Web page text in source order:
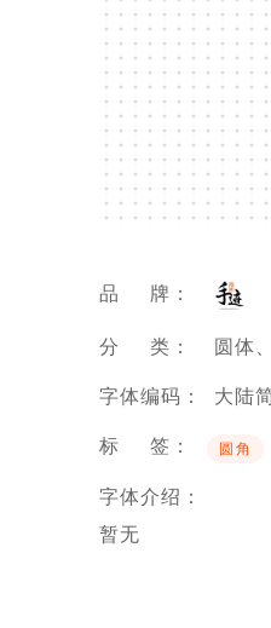
品 牌：
分 类： 圆体
字体编码： 大陆
标 签： 圆角
字体介绍：
暂无